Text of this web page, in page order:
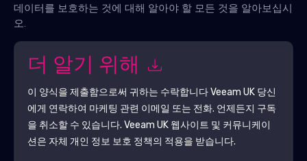
데이터를 보호하는 것에 대해 알아야 할 모든 것을 알아보십시
오.
더 알기 위해
이 양식을 제출함으로써 귀하는 수락합니다Veeam UK당신
에게 연락하여 마케팅 관련 이메일 또는 전화. 언제든지 구독
을 취소할 수 있습니다. Veeam UK웹사이트 및 커뮤니케이
션은 자체 개인 정보 보호 정책의 적용을 받습니다.